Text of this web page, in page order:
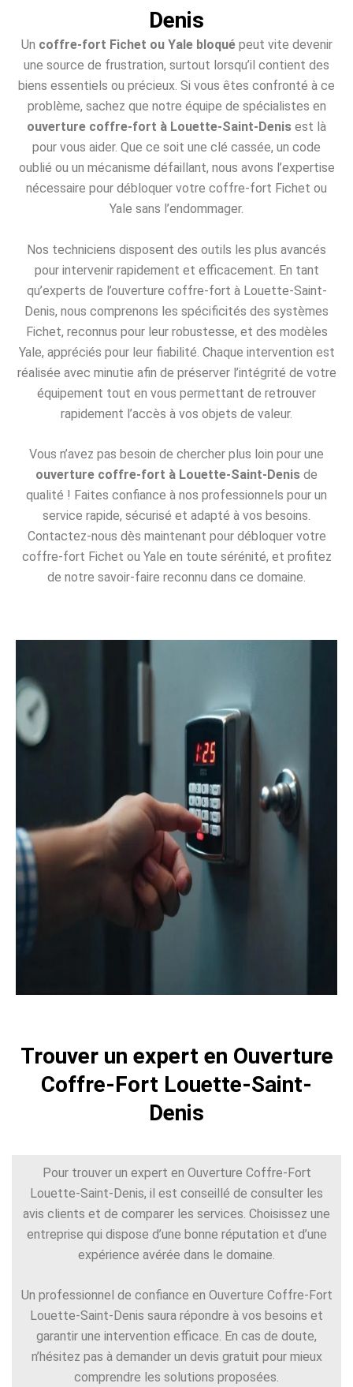
Denis
Un coffre-fort Fichet ou Yale bloquépeut vite devenir
une source de frustration, surtout lorsqu’il contient des
biens essentiels ou précieux. Si vous êtes confronté à ce
problème, sachez que notre équipe de spécialistes en
ouverture coffre-fort à Louette-Saint-Denis est là
pour vous aider. Que ce soit une clé cassée, un code
oublié ou un mécanisme défaillant, nous avons l’expertise
nécessaire pour débloquer votre coffre-fort Fichet ou
Yale sans l’endommager.
Nos techniciens disposent des outils les plus avancés
pour intervenir rapidement et efficacement. En tant
qu’experts de l’ouverture coffre-fort à Louette-Saint-
Denis, nous comprenons les spécificités des systèmes
Fichet, reconnus pour leur robustesse, et des modèles
Yale, appréciés pour leur fiabilité. Chaque intervention est
réalisée avec minutie afin de préserver l’intégrité de votre
équipement tout en vous permettant de retrouver
rapidement l’accès à vos objets de valeur.
Vous n’avez pas besoin de chercher plus loin pour une
ouverture coffre-fort à Louette-Saint-Denis de
qualité ! Faites confiance à nos professionnels pour un
service rapide, sécurisé et adapté à vos besoins.
Contactez-nous dès maintenant pour débloquer votre
coffre-fort Fichet ou Yale en toute sérénité, et profitez
de notre savoir-faire reconnu dans ce domaine.
Trouver un expert en Ouverture
Coffre-Fort Louette-Saint-
Denis
Pour trouver un expert en Ouverture Coffre-Fort
Louette-Saint-Denis, il est conseillé de consulter les
avis clients et de comparer les services. Choisissez une
entreprise qui dispose d’une bonne réputation et d’une
expérience avérée dans le domaine.
Un professionnel de confiance en Ouverture Coffre-Fort
Louette-Saint-Denis saura répondre à vos besoins et
garantir une intervention efficace. En cas de doute,
n’hésitez pas à demander un devis gratuit pour mieux
comprendre les solutions proposées.